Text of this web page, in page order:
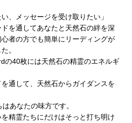
、メッセージを受け取りたい」
を通してあなたと天然石の絆を深
者の方でも簡単にリーディングが
。
の40枚には天然石の精霊のエネルギ
通して、天然石からガイダンスを
あなたの味方です。
精霊たちにだけはそっと打ち明け